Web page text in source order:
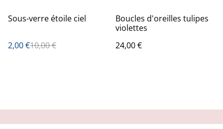
%
Sous-verre étoile ciel
2,00 €10,00 €
Boucles d'oreilles tulipes
violettes
24,00 €